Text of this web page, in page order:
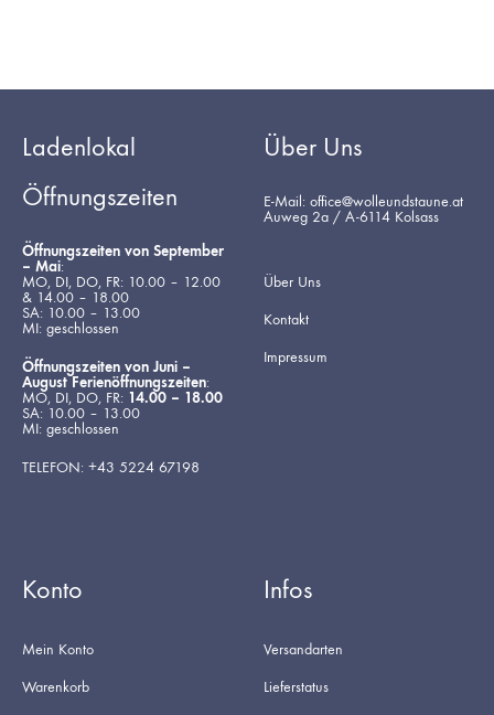
Ladenlokal
Öffnungszeiten
Öffnungszeiten von September
– Mai:
MO, DI, DO, FR: 10.00 – 12.00
& 14.00 – 18.00
SA: 10.00 – 13.00
MI: geschlossen
Öffnungszeiten von Juni –
August Ferienöffnungszeiten:
MO, DI, DO, FR: 14.00 – 18.00
SA: 10.00 – 13.00
MI: geschlossen
TELEFON: +43 5224 67198
Über Uns
E-Mail: office@wolleundstaune.at
Auweg 2a / A-6114 Kolsass
Über Uns
Kontakt
Impressum
Konto
Mein Konto
Warenkorb
Infos
Versandarten
Lieferstatus